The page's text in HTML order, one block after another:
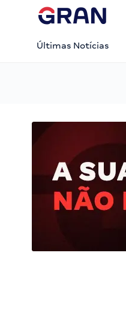
Últimas Notícias